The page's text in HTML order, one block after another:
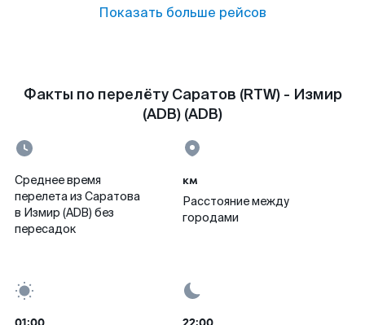
Показать больше рейсов
Факты по перелёту Саратов (RTW) - Измир
(ADB) (ADB)
Среднее время
перелета из Саратова
в Измир (ADB) без
пересадок
км
Расстояние между
городами